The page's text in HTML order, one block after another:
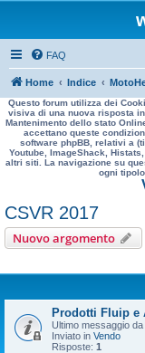
FAQ
Home Indice
Questo forum utilizza dei
visiva di una nuova risposta
Mantenimento dello stato
accettano queste
software phpBB, relativi a
Youtube, ImageShack,
altri siti. La navigazione su
ogni
CSVR 2017
Nuovo argomento
Prodotti Fluip e
Ultimo messaggio da
Inviato in Vendo
Risposte: 1